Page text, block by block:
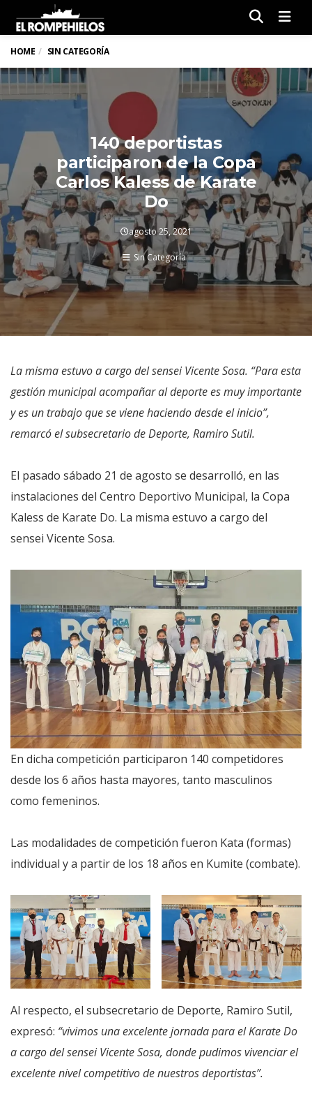
HOME SIN CATEGORÍA
140 deportistas
participaron de la Copa
Carlos Kaless de Karate
Do
agosto 25, 2021
Sin Categoría
La misma estuvo a cargo del sensei Vicente Sosa. “Para esta
gestión municipal acompañar al deporte es muy importante
y es un trabajo que se viene haciendo desde el inicio”,
remarcó el subsecretario de Deporte, Ramiro Sutil.
El pasado sábado 21 de agosto se desarrolló, en las
instalaciones del Centro Deportivo Municipal, la Copa
Kaless de Karate Do. La misma estuvo a cargo del
sensei Vicente Sosa.
En dicha competición participaron 140 competidores
desde los 6 años hasta mayores, tanto masculinos
como femeninos.
Las modalidades de competición fueron Kata (formas)
individual y a partir de los 18 años en Kumite (combate).
Al respecto, el subsecretario de Deporte, Ramiro Sutil,
expresó: “vivimos una excelente jornada para el Karate Do
a cargo del sensei Vicente Sosa, donde pudimos vivenciar el
excelente nivel competitivo de nuestros deportistas”.